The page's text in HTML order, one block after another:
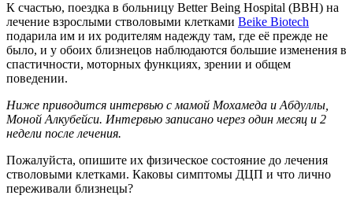
К счастью, поездка в больницу Better Being Hospital (BBH) на
лечение взрослыми стволовыми клетками Beike Biotech
подарила им и их родителям надежду там, где её прежде не
было, и у обоих близнецов наблюдаются большие изменения в
спастичности, моторных функциях, зрении и общем
поведении.
Ниже приводится интервью с мамой Мохамеда и Абдуллы,
Моной Алкубейси. Интервью записано через один месяц и 2
недели после лечения.
Пожалуйста, опишите их физическое состояние до лечения
стволовыми клетками. Каковы симптомы ДЦП и что лично
переживали близнецы?